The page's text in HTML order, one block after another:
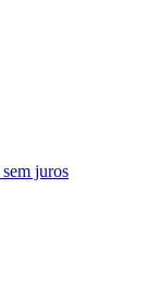
sem juros